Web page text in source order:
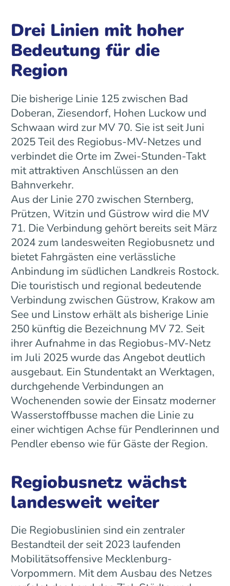
Drei Linien mit hoher
Bedeutung für die
Region
Die bisherige Linie 125 zwischen Bad
Doberan, Ziesendorf, Hohen Luckow und
Schwaan wird zur MV 70. Sie ist seit Juni
2025 Teil des Regiobus-MV-Netzes und
verbindet die Orte im Zwei-Stunden-Takt
mit attraktiven Anschlüssen an den
Bahnverkehr.
Aus der Linie 270 zwischen Sternberg,
Prützen, Witzin und Güstrow wird die MV
71. Die Verbindung gehört bereits seit März
2024 zum landesweiten Regiobusnetz und
bietet Fahrgästen eine verlässliche
Anbindung im südlichen Landkreis Rostock.
Die touristisch und regional bedeutende
Verbindung zwischen Güstrow, Krakow am
See und Linstow erhält als bisherige Linie
250 künftig die Bezeichnung MV 72. Seit
ihrer Aufnahme in das Regiobus-MV-Netz
im Juli 2025 wurde das Angebot deutlich
ausgebaut. Ein Stundentakt an Werktagen,
durchgehende Verbindungen an
Wochenenden sowie der Einsatz moderner
Wasserstoffbusse machen die Linie zu
einer wichtigen Achse für Pendlerinnen und
Pendler ebenso wie für Gäste der Region.
Regiobusnetz wächst
landesweit weiter
Die Regiobuslinien sind ein zentraler
Bestandteil der seit 2023 laufenden
Mobilitätsoffensive Mecklenburg-
Vorpommern. Mit dem Ausbau des Netzes